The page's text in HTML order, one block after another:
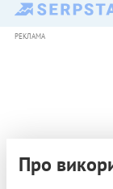
РЕКЛАМА
Про